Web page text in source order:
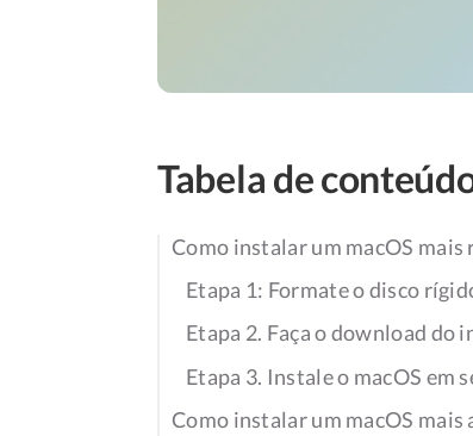
Tabela de
Como instalar um macOS
Etapa 1: Formate o disco
Etapa 2. Faça o download do
Etapa 3. Instale o macOS em
Como instalar um macOS